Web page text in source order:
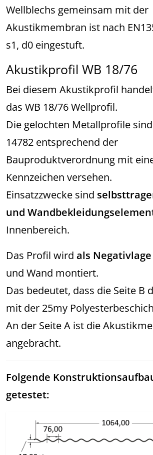
Wellblechs gemeinsam mit der
Akustikmembran ist nach
s1, d0 eingestuft.
Akustikprofil WB 18/76
Bei diesem Akustikprofil
das WB 18/76 Wellprofil.
Die gelochten Metallprofile
14782 entsprechend der
Bauproduktverordnung mit
Kennzeichen versehen.
Einsatzzwecke sind
und
Innenbereich.
Das Profil wird als Negativlage
und Wand montiert.
Das bedeutet, dass die Seite B
mit der 25my
An der Seite A ist die
angebracht.
Folgende
getestet: